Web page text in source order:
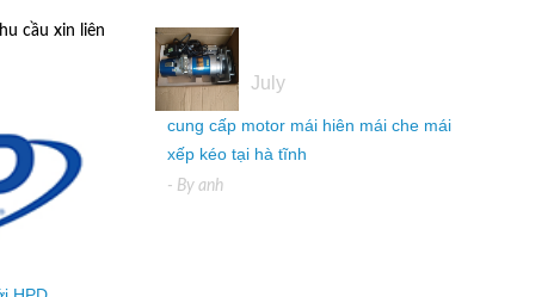
cầu xin liên
July
cung cấp motor mái hiên mái che mái
xếp kéo tại hà tĩnh
- By anh